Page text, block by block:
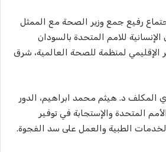
اجتماع رفيع جمع وزير الصحة مع الممثل
للامم المتحدة بالسودان
الإقليمي لمنظمة للصحة العالمية، شرق
المكلف د. هيثم محمد ابراهيم، الدور
المتحدة والإستجابة في توفير
الطبية والعمل على سد الفجوة.